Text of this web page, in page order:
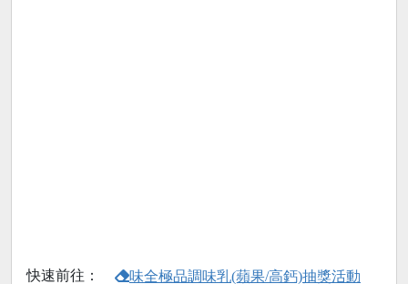
快速前往： 味全極品調味乳(蘋果/高鈣)抽獎活動